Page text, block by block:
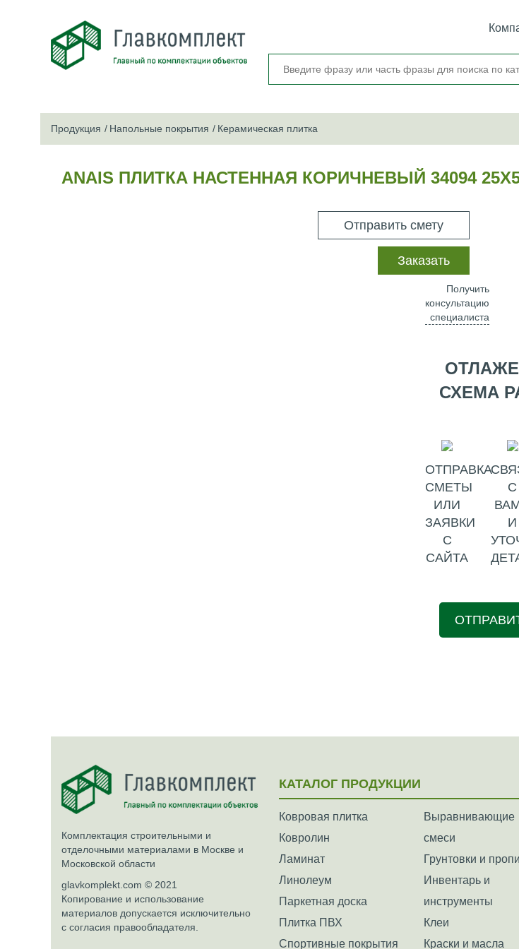
Продукция Напольные покрытия Керамическая плитка
ANAIS ПЛИТКА НАСТЕННАЯ КОРИЧНЕВЫЙ 34094
Отправить смету
Заказать
Получить
консультацию
специалиста
СХЕМА
ОТПРАВКА
СМЕТЫ
ИЛИ
ЗАЯВКИ
С
САЙТА
С
И
Комплектация строительными и
отделочными материалами в Москве и
Московской области
glavkomplekt.com © 2021
Копирование и использование
материалов допускается исключительно
с согласия правообладателя.
КАТАЛОГ ПРОДУКЦИИ
Ковровая плитка
Ковролин
Ламинат
Линолеум
Паркетная доска
Плитка ПВХ
Спортивные покрытия
Выравнивающие
смеси
Грунтовки и
Инвентарь и
инструменты
Клеи
Краски и масла